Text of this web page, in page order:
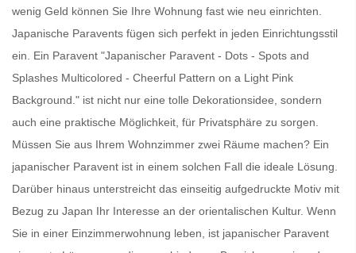
wenig Geld können Sie Ihre Wohnung fast wie neu einrichten.
Japanische Paravents fügen sich perfekt in jeden Einrichtungsstil
ein. Ein Paravent "Japanischer Paravent - Dots - Spots and
Splashes Multicolored - Cheerful Pattern on a Light Pink
Background." ist nicht nur eine tolle Dekorationsidee, sondern
auch eine praktische Möglichkeit, für Privatsphäre zu sorgen.
Müssen Sie aus Ihrem Wohnzimmer zwei Räume machen? Ein
japanischer Paravent ist in einem solchen Fall die ideale Lösung.
Darüber hinaus unterstreicht das einseitig aufgedruckte Motiv mit
Bezug zu Japan Ihr Interesse an der orientalischen Kultur. Wenn
Sie in einer Einzimmerwohnung leben, ist japanischer Paravent